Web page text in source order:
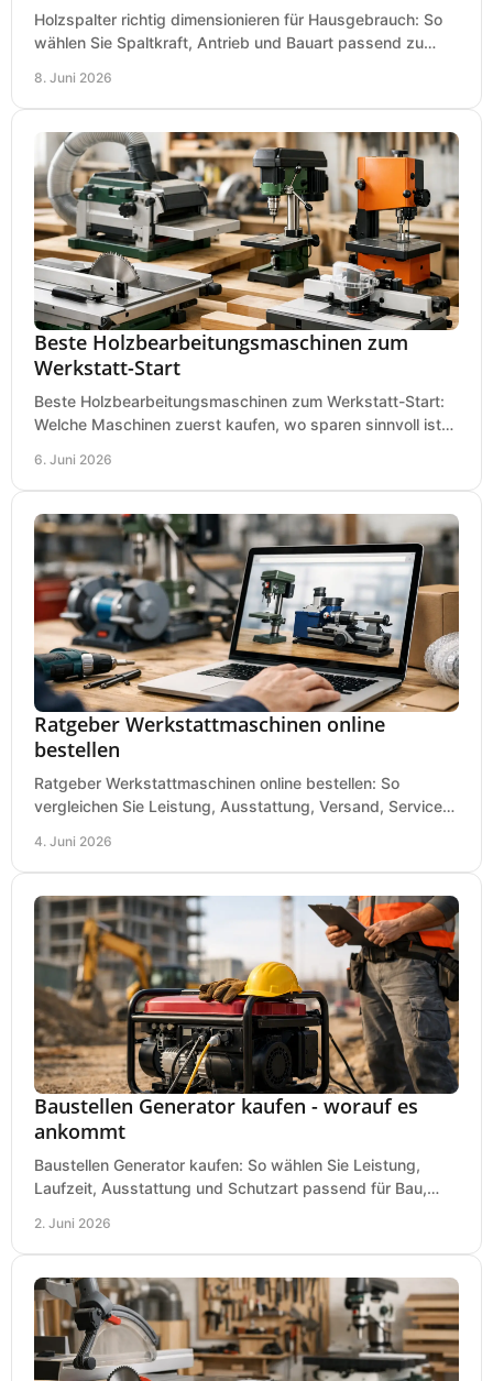
Holzspalter richtig dimensionieren für Hausgebrauch: So
wählen Sie Spaltkraft, Antrieb und Bauart passend zu
8. Juni 2026
Beste Holzbearbeitungsmaschinen zum
Werkstatt-Start
Beste Holzbearbeitungsmaschinen zum Werkstatt-Start:
Welche Maschinen zuerst kaufen, wo sparen sinnvoll ist
6. Juni 2026
Ratgeber Werkstattmaschinen online
bestellen
Ratgeber Werkstattmaschinen online bestellen: So
vergleichen Sie Leistung, Ausstattung, Versand, Service
4. Juni 2026
Baustellen Generator kaufen - worauf es
ankommt
Baustellen Generator kaufen: So wählen Sie Leistung,
Laufzeit, Ausstattung und Schutzart passend für Bau,
2. Juni 2026